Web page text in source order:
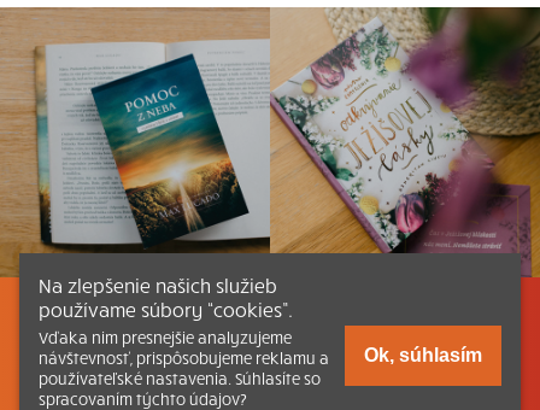
Listovať Obsah Dokumenty a články
Kontakt Tlačená verzia Katechizmu
Na zlepšenie našich služieb
používame súbory “cookies”.
Vďaka nim presnejšie analyzujeme
návštevnosť, prispôsobujeme reklamu a
používateľské nastavenia. Súhlasíte so
spracovaním týchto údajov?
Ok, súhlasím